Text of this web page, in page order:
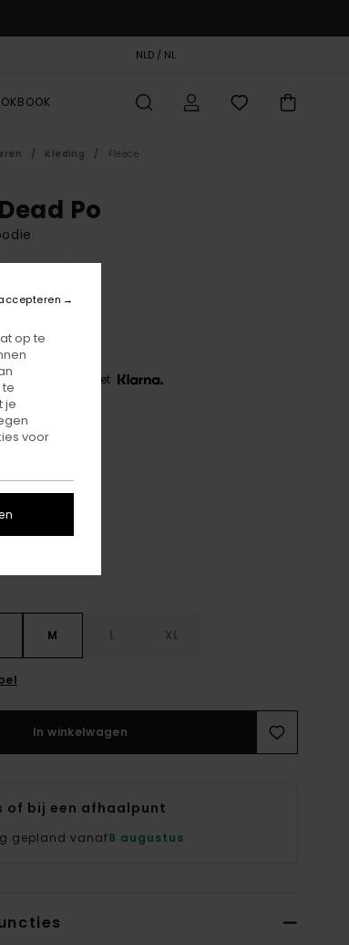
NLD / NL
Kleding Fleece
Po
zonder rente met
EXTRA
M L XL
In winkelwagen
of bij een afhaalpunt
gepland vanaf8 augustus
op te
je
voor